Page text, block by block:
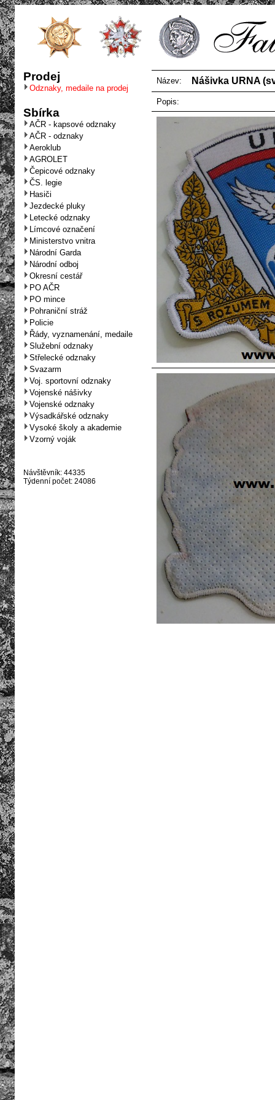
Prodej
Odznaky, medaile na prodej
Sbírka
AČR - kapsové odznaky
AČR - odznaky
Aeroklub
AGROLET
Čepicové odznaky
ČS. legie
Hasiči
Jezdecké pluky
Letecké odznaky
Límcové označení
Ministerstvo vnitra
Národní Garda
Národní odboj
Okresní cestář
PO AČR
PO mince
Pohraniční stráž
Policie
Řády, vyznamenání, medaile
Služební odznaky
Střelecké odznaky
Svazarm
Voj. sportovní odznaky
Vojenské nášivky
Vojenské odznaky
Výsadkářské odznaky
Vysoké školy a akademie
Vzorný voják
Návštěvník: 44335
Týdenní počet: 24086
Název: Nášivka URNA
Popis: